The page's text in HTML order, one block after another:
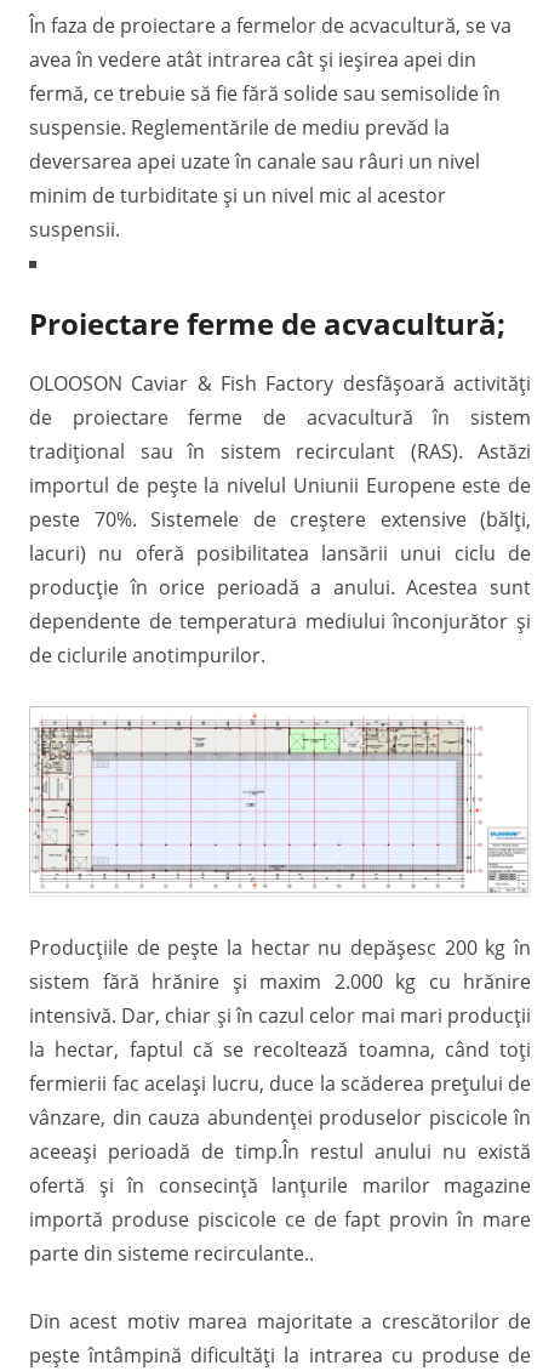
În faza de proiectare a fermelor de acvacultură, se va
avea în vedere atât intrarea cât și ieșirea apei din
fermă, ce trebuie să fie fără solide sau semisolide în
suspensie. Reglementările de mediu prevăd la
deversarea apei uzate în canale sau râuri un nivel
minim de turbiditate și un nivel mic al acestor
suspensii.
Proiectare ferme de acvacultură;
OLOOSON Caviar & Fish Factory desfășoară activități
de proiectare ferme de acvacultură în sistem
tradițional sau în sistem recirculant (RAS). Astăzi
importul de pește la nivelul Uniunii Europene este de
peste 70%. Sistemele de creștere extensive (bălți,
lacuri) nu oferă posibilitatea lansării unui ciclu de
producție în orice perioadă a anului. Acestea sunt
dependente de temperatura mediului înconjurător și
de ciclurile anotimpurilor.
Producțiile de pește la hectar nu depășesc 200 kg în
sistem fără hrănire și maxim 2.000 kg cu hrănire
intensivă. Dar, chiar și în cazul celor mai mari producții
la hectar, faptul că se recoltează toamna, când toți
fermierii fac același lucru, duce la scăderea prețului de
vânzare, din cauza abundenței produselor piscicole în
aceeași perioadă de timp.În restul anului nu există
ofertă și în consecință lanțurile marilor magazine
importă produse piscicole ce de fapt provin în mare
parte din sisteme recirculante..
Din acest motiv marea majoritate a crescătorilor de
pește întâmpină dificultăți la intrarea cu produse de